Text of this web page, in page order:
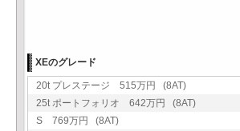
XEのグレード
20t プレステージ 515万円 (8AT)
25t ポートフォリオ 642万円 (8AT)
S 769万円 (8AT)